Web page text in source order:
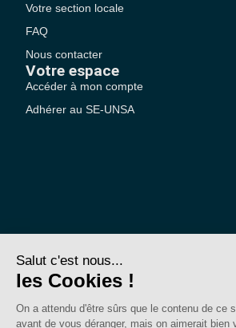
Votre section locale
FAQ
Nous contacter
Votre espace
Accéder à mon compte
Adhérer au SE-UNSA
SE-Unsa est un syndicat de l’UNSA